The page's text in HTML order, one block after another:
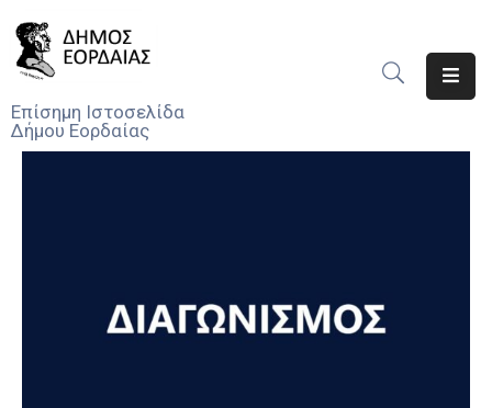
Επίσημη Ιστοσελίδα
Δήμου Εορδαίας
Ο